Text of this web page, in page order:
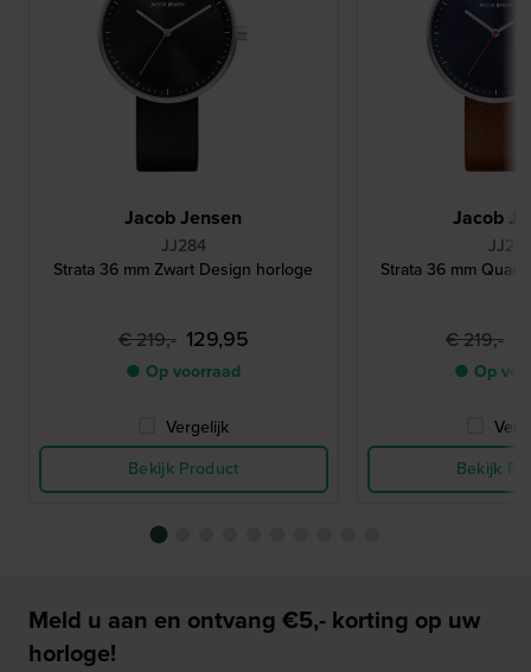
Jacob Jensen
JJ284
Strata 36 mm Zwart Design horloge
€ 219,- 129,95
● Op voorraad
Vergelijk
Bekijk Product
Jacob
Strata 36 mm
€ 219,-
● Op
Bekijk
Meld u aan en ontvang €5,- korting op uw
horloge!